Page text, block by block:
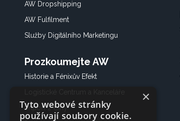
AW Dropshipping
AW Fulfilment
Služby Digitálního Marketingu
Prozkoumejte AW
Historie a Fénixův Efekt
Import z Číny
×
Tyto webové stránky
používají soubory cookie.